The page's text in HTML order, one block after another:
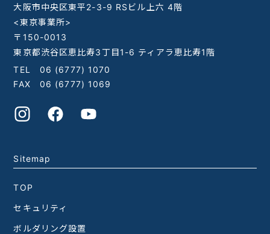
大阪市中央区東平2-3-9 RSビル上六 4階
<東京事業所>
〒150-0013
東京都渋谷区恵比寿3丁目1-6 ティアラ恵比寿1階
TEL 06 (6777) 1070
FAX 06 (6777) 1069
Sitemap
TOP
セキュリティ
ボルダリング設置